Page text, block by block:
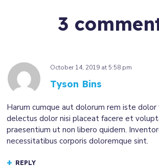
3
October 14, 2019 at 5:58 pm
Tyson Bins
Harum cumque aut dolorum rem iste dolor
delectus dolor nisi placeat facere et
praesentium ut non libero quidem.
necessitatibus corporis doloremque sint.
REPLY